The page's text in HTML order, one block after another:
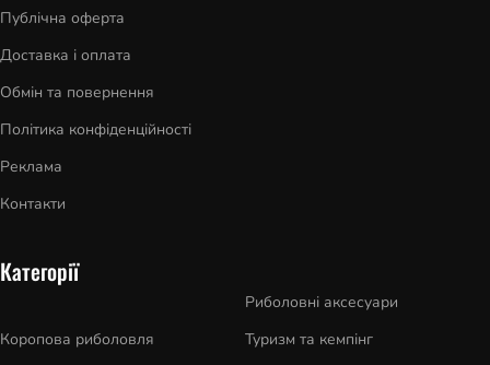
Публічна оферта
Доставка і оплата
Обмін та повернення
Політика конфіденційності
Реклама
Контакти
Категорії
Коропова риболовля
Риболовні аксесуари
Туризм та кемпінг